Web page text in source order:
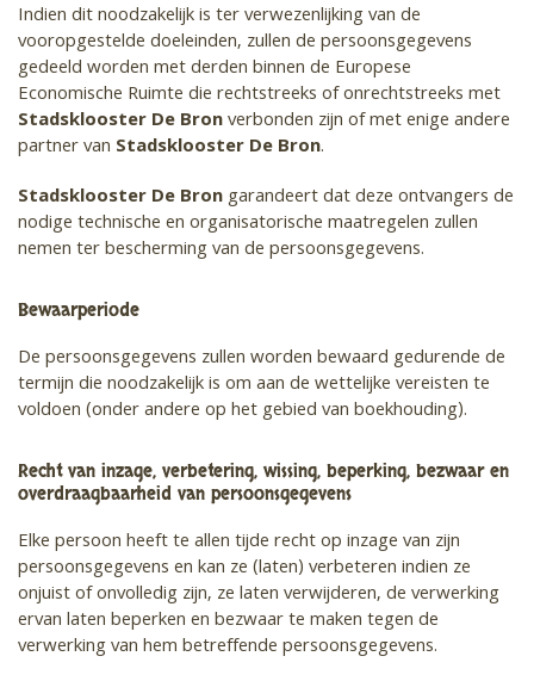
Indien dit noodzakelijk is ter verwezenlijking van de
vooropgestelde doeleinden, zullen de persoonsgegevens
gedeeld worden met derden binnen de Europese
Economische Ruimte die rechtstreeks of onrechtstreeks met
Stadsklooster De Bron​verbonden zijn of met enige andere
partner van Stadsklooster De Bron​.
Stadsklooster De Bron​garandeert dat deze ontvangers de
nodige technische en organisatorische maatregelen zullen
nemen ter bescherming van de persoonsgegevens.
Bewaarperiode
De persoonsgegevens zullen worden bewaard gedurende de
termijn die noodzakelijk is om aan de wettelijke vereisten te
voldoen (onder andere op het gebied van boekhouding).
Recht van inzage, verbetering, wissing, beperking, bezwaar en
overdraagbaarheid van persoonsgegevens
Elke persoon heeft te allen tijde recht op inzage van zijn
persoonsgegevens en kan ze (laten) verbeteren indien ze
onjuist of onvolledig zijn, ze laten verwijderen, de verwerking
ervan laten beperken en bezwaar te maken tegen de
verwerking van hem betreffende persoonsgegevens.